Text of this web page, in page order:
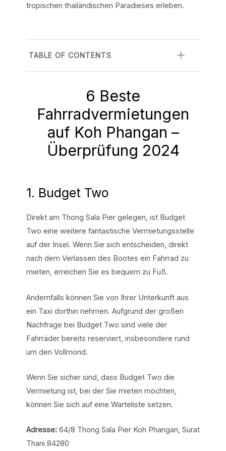
tropischen thailändischen Paradieses erleben.
TABLE OF CONTENTS
6 Beste
Fahrradvermietungen
auf Koh Phangan –
Überprüfung 2024
1. Budget Two
Direkt am Thong Sala Pier gelegen, ist Budget
Two eine weitere fantastische Vermietungsstelle
auf der Insel. Wenn Sie sich entscheiden, direkt
nach dem Verlassen des Bootes ein Fahrrad zu
mieten, erreichen Sie es bequem zu Fuß.
Andernfalls können Sie von Ihrer Unterkunft aus
ein Taxi dorthin nehmen. Aufgrund der großen
Nachfrage bei Budget Two sind viele der
Fahrräder bereits reserviert, insbesondere rund
um den Vollmond.
Wenn Sie sicher sind, dass Budget Two die
Vermietung ist, bei der Sie mieten möchten,
können Sie sich auf eine Warteliste setzen.
Adresse: 64/8 Thong Sala Pier Koh Phangan, Surat
Thani 84280